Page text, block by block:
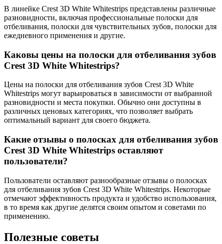
В линейке Crest 3D White Whitestrips представлены различные
разновидности, включая профессиональные полоски для
отбеливания, полоски для чувствительных зубов, полоски для
ежедневного применения и другие.
Каковы цены на полоски для отбеливания зубов
Crest 3D White Whitestrips?
Цены на полоски для отбеливания зубов Crest 3D White
Whitestrips могут варьироваться в зависимости от выбранной
разновидности и места покупки. Обычно они доступны в
различных ценовых категориях, что позволяет выбрать
оптимальный вариант для своего бюджета.
Какие отзывы о полосках для отбеливания зубов
Crest 3D White Whitestrips оставляют
пользователи?
Пользователи оставляют разнообразные отзывы о полосках
для отбеливания зубов Crest 3D White Whitestrips. Некоторые
отмечают эффективность продукта и удобство использования,
в то время как другие делятся своим опытом и советами по
применению.
Полезные советы